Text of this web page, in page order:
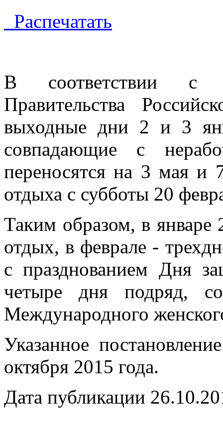
Распечатать
В соответствии с
Правительства
выходные дни 2 и 3
совпадающие с
переносятся на 3 мая и
отдыха с субботы 20
Таким образом, в январе
отдых, в феврале -
с празднованием Дня
четыре дня подряд,
Международного
Указанное
октября 2015 года.
Дата публикации